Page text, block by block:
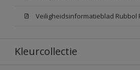
Kleurcollectie